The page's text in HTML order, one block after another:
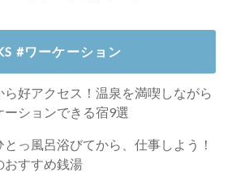
#ワーケーション
ら好アクセス！温泉を満喫しながら
ーションできる宿9選
とっ風呂浴びてから、仕事しよう！
おすすめ銭湯